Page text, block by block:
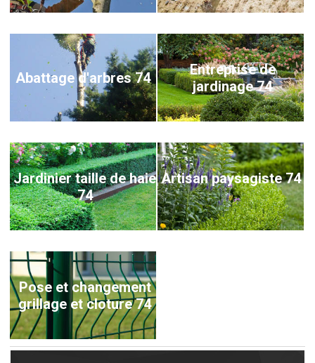
Abattage d'arbres 74
Entreprise de
jardinage 74
Jardinier taille de haie
74
Artisan paysagiste 74
Pose et changement
grillage et cloture 74